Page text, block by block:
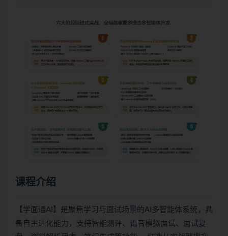
课程介绍
【学面通AI】是聚焦学习与面试场景的AI多智能体系统，具
备自主进化能力，支持智能测评、语音模拟面试、面试复